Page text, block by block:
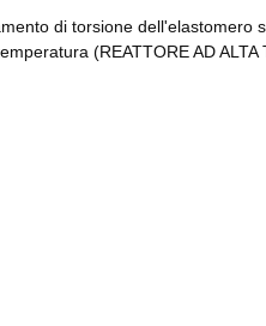
di torsione dell'elastomero
(REATTORE AD